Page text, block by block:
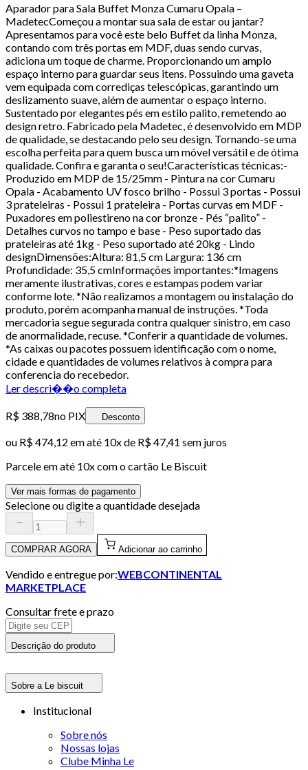
Aparador para Sala Buffet Monza Cumaru Opala –
MadetecComeçou a montar sua sala de estar ou jantar?
Apresentamos para você este belo Buffet da linha Monza,
contando com três portas em MDF, duas sendo curvas,
adiciona um toque de charme. Proporcionando um amplo
espaço interno para guardar seus itens. Possuindo uma gaveta
vem equipada com corrediças telescópicas, garantindo um
deslizamento suave, além de aumentar o espaço interno.
Sustentado por elegantes pés em estilo palito, remetendo ao
design retro. Fabricado pela Madetec, é desenvolvido em MDP
de qualidade, se destacando pelo seu design. Tornando-se uma
escolha perfeita para quem busca um móvel versátil e de ótima
qualidade. Confira e garanta o seu!Características técnicas:-
Produzido em MDP de 15/25mm - Pintura na cor Cumaru
Opala - Acabamento UV fosco brilho - Possui 3 portas - Possui
3 prateleiras - Possui 1 prateleira - Portas curvas em MDF -
Puxadores em poliestireno na cor bronze - Pés “palito” -
Detalhes curvos no tampo e base - Peso suportado das
prateleiras até 1kg - Peso suportado até 20kg - Lindo
designDimensões:Altura: 81,5 cm Largura: 136 cm
Profundidade: 35,5 cmInformações importantes:*Imagens
meramente ilustrativas, cores e estampas podem variar
conforme lote. *Não realizamos a montagem ou instalação do
produto, porém acompanha manual de instruções. *Toda
mercadoria segue segurada contra qualquer sinistro, em caso
de anormalidade, recuse. *Conferir a quantidade de volumes.
*As caixas ou pacotes possuem identificação com o nome,
cidade e quantidades de volumes relativos à compra para
conferencia do recebedor.
Ler descri��o completa
R$ 388,78no PIX Desconto
ou R$ 474,12 em até 10x de R$ 47,41 sem juros
Parcele em até 10x com o cartão Le Biscuit
Ver mais formas de pagamento
Selecione ou digite a quantidade desejada
COMPRAR AGORA Adicionar ao carrinho
Vendido e entregue por:WEBCONTINENTAL
MARKETPLACE
Consultar frete e prazo
Descrição do produto
Sobre a Le biscuit
Institucional
Sobre nós
Nossas lojas
Clube Minha Le